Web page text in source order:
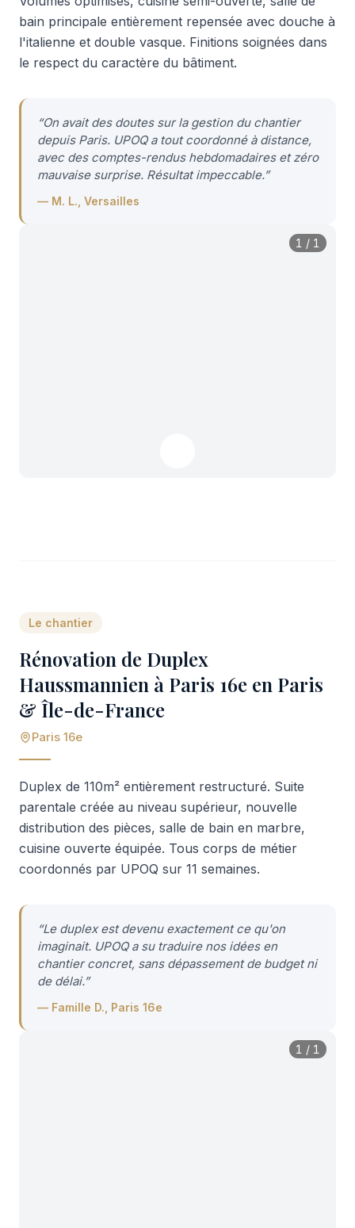
bain principale entièrement repensée avec douche à
l'italienne et double vasque. Finitions soignées dans
le respect du caractère du bâtiment.
“On avait des doutes sur la gestion du chantier
depuis Paris. UPOQ a tout coordonné à distance,
avec des comptes-rendus hebdomadaires et zéro
mauvaise surprise. Résultat impeccable.”
— M. L., Versailles
1 / 1
Le chantier
Rénovation de Duplex
Haussmannien à Paris 16e en Paris
& Île-de-France
Paris 16e
Duplex de 110m² entièrement restructuré. Suite
parentale créée au niveau supérieur, nouvelle
distribution des pièces, salle de bain en marbre,
cuisine ouverte équipée. Tous corps de métier
coordonnés par UPOQ sur 11 semaines.
“Le duplex est devenu exactement ce qu'on
imaginait. UPOQ a su traduire nos idées en
chantier concret, sans dépassement de budget ni
de délai.”
— Famille D., Paris 16e
1 / 1